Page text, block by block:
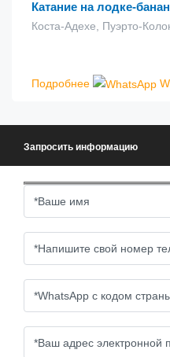
Катание на лодке-
Коста-Адехе, Пуэрто-
Подробнее
Запросить информацию